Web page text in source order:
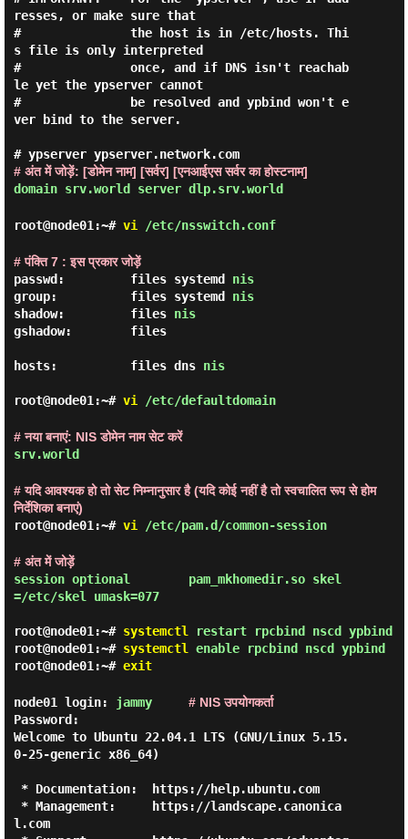
resses, or make sure that
#               the host is in /etc/hosts. Thi
s file is only interpreted
#               once, and if DNS isn't reachab
le yet the ypserver cannot
#               be resolved and ypbind won't e
ver bind to the server.
# ypserver ypserver.network.com
# अंत में जोड़ें: [डोमेन नाम] [सर्वर] [एनआईएस सर्वर का होस्टनाम]
domain srv.world server dlp.srv.world
root@node01:~# vi /etc/nsswitch.conf
# पंक्ति 7 : इस प्रकार जोड़ें
passwd:         files systemd nis
group:          files systemd nis
shadow:         files nis
gshadow:        files
hosts:          files dns nis
root@node01:~# vi /etc/defaultdomain
# नया बनाएं: NIS डोमेन नाम सेट करें
srv.world
# यदि आवश्यक हो तो सेट निम्नानुसार है (यदि कोई नहीं है तो स्वचालित रूप से होम
निर्देशिका बनाएं)
root@node01:~# vi /etc/pam.d/common-session
# अंत में जोड़ें
session optional        pam_mkhomedir.so skel
=/etc/skel umask=077
root@node01:~# systemctl restart rpcbind nscd ypbind
root@node01:~# systemctl enable rpcbind nscd ypbind
root@node01:~# exit
node01 login: jammy
# NIS उपयोगकर्ता
Password:
Welcome to Ubuntu 22.04.1 LTS (GNU/Linux 5.15.
0-25-generic x86_64)
l.com